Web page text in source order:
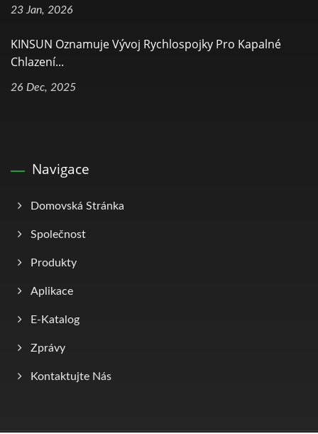
23 Jan, 2026
KINSUN Oznamuje Vývoj Rychlospojky Pro Kapalné
Chlazení...
26 Dec, 2025
Navigace
Domovská Stránka
Společnost
Produkty
Aplikace
E-Katalog
Zprávy
Kontaktujte Nás